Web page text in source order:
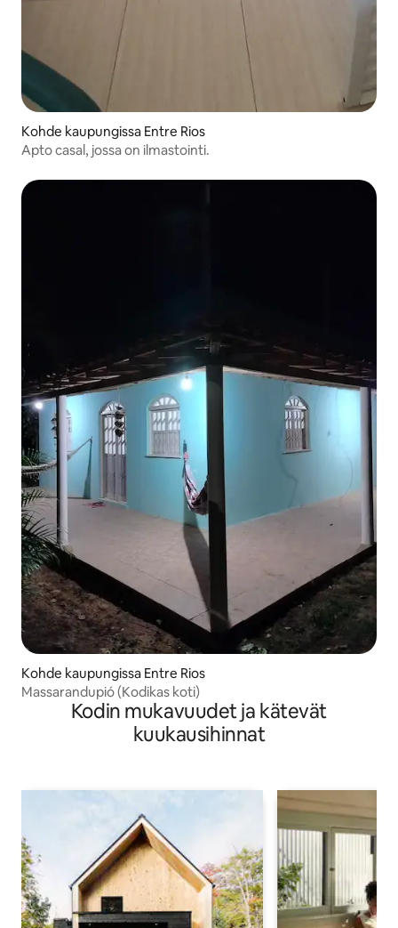
Kohde kaupungissa Entre Rios
Apto casal, jossa on ilmastointi.
Kohde kaupungissa Entre Rios
Massarandupió (Kodikas koti)
Kodin mukavuudet ja kätevät
kuukausihinnat